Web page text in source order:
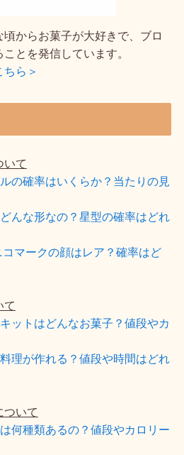
頃からお菓子が大好きで、ブロ
とを発信しています。
ら＞
いて
の確率はいくらか？当たりの見
んな形なの？星型の確率はどれ
マークの顔はレア？確率はど
て
ットはどんなお菓子？値段やカ
理が作れる？値段や時間はどれ
ついて
何種類あるの？値段やカロリー